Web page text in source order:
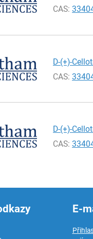
CAS:
D-(+)-
CAS:
D-(+)-
CAS:
E-